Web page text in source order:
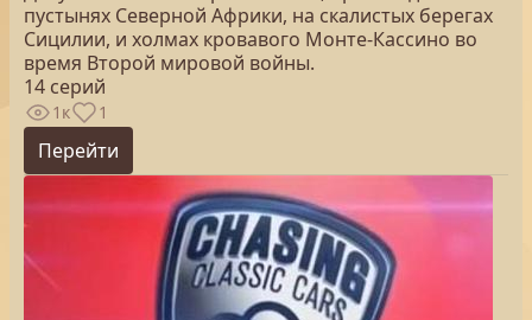
пустынях Северной Африки, на скалистых берегах
Сицилии, и холмах кровавого Монте-Кассино во
время Второй мировой войны.
14 серий
1к 1
Перейти